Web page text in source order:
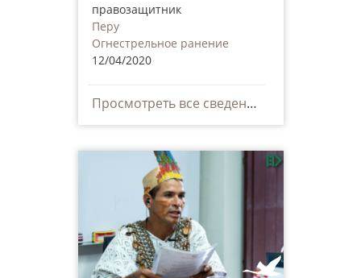
правозащитник
Перу
Огнестрельное ранение
12/04/2020
Просмотреть все сведения